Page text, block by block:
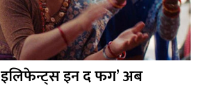
इन द फग’ अब